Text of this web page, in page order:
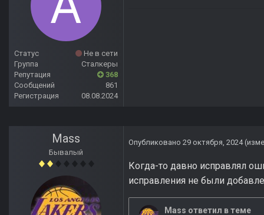
Статус
Не в сети
Группа
Сталкеры
Репутация
368
Сообщений
861
Регистрация
08.08.2024
Mass
Бывалый
Опубликовано 29 октября, 2024
Когда-то давно исправлял
исправления не были